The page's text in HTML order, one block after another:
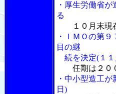
・厚生労働省
る
１０月末現
・ＩＭＯの第
目の継
続を決定(１１
任期は２０
・中小型造工
日)